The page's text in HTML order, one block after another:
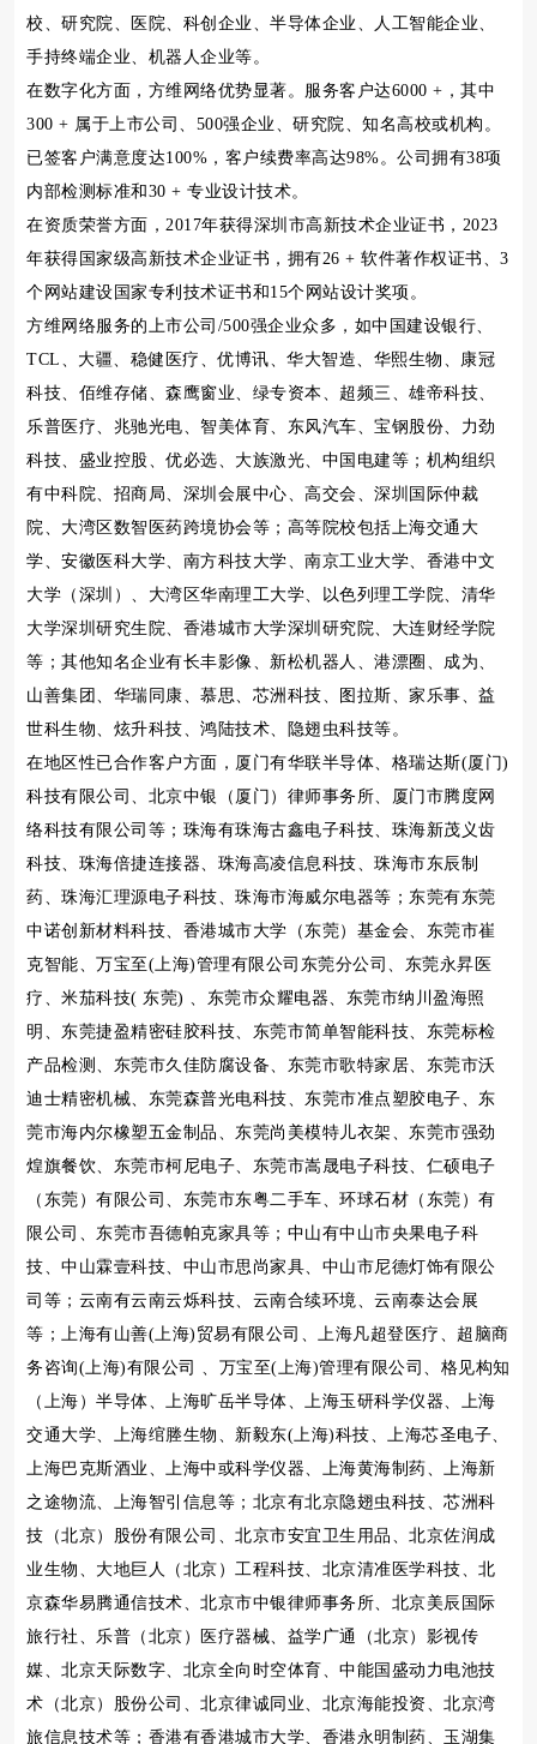
校、研究院、医院、科创企业、半导体企业、人工智能企业、
手持终端企业、机器人企业等。
在数字化方面，方维网络优势显著。服务客户达6000 +，其中
300 + 属于上市公司、500强企业、研究院、知名高校或机构。
已签客户满意度达100%，客户续费率高达98%。公司拥有38项
内部检测标准和30 + 专业设计技术。
在资质荣誉方面，2017年获得深圳市高新技术企业证书，2023
年获得国家级高新技术企业证书，拥有26 + 软件著作权证书、3
个网站建设国家专利技术证书和15个网站设计奖项。
方维网络服务的上市公司/500强企业众多，如中国建设银行、
TCL、大疆、稳健医疗、优博讯、华大智造、华熙生物、康冠
科技、佰维存储、森鹰窗业、绿专资本、超频三、雄帝科技、
乐普医疗、兆驰光电、智美体育、东风汽车、宝钢股份、力劲
科技、盛业控股、优必选、大族激光、中国电建等；机构组织
有中科院、招商局、深圳会展中心、高交会、深圳国际仲裁
院、大湾区数智医药跨境协会等；高等院校包括上海交通大
学、安徽医科大学、南方科技大学、南京工业大学、香港中文
大学（深圳）、大湾区华南理工大学、以色列理工学院、清华
大学深圳研究生院、香港城市大学深圳研究院、大连财经学院
等；其他知名企业有长丰影像、新松机器人、港漂圈、成为、
山善集团、华瑞同康、慕思、芯洲科技、图拉斯、家乐事、益
世科生物、炫升科技、鸿陆技术、隐翅虫科技等。
在地区性已合作客户方面，厦门有华联半导体、格瑞达斯(厦门)
科技有限公司、北京中银（厦门）律师事务所、厦门市腾度网
络科技有限公司等；珠海有珠海古鑫电子科技、珠海新茂义齿
科技、珠海倍捷连接器、珠海高凌信息科技、珠海市东辰制
药、珠海汇理源电子科技、珠海市海威尔电器等；东莞有东莞
中诺创新材料科技、香港城市大学（东莞）基金会、东莞市崔
克智能、万宝至(上海)管理有限公司东莞分公司、东莞永昇医
疗、米茄科技( 东莞) 、东莞市众耀电器、东莞市纳川盈海照
明、东莞捷盈精密硅胶科技、东莞市简单智能科技、东莞标检
产品检测、东莞市久佳防腐设备、东莞市歌特家居、东莞市沃
迪士精密机械、东莞森普光电科技、东莞市准点塑胶电子、东
莞市海内尔橡塑五金制品、东莞尚美模特儿衣架、东莞市强劲
煌旗餐饮、东莞市柯尼电子、东莞市嵩晟电子科技、仁硕电子
（东莞）有限公司、东莞市东粤二手车、环球石材（东莞）有
限公司、东莞市吾德帕克家具等；中山有中山市央果电子科
技、中山霖壹科技、中山市思尚家具、中山市尼德灯饰有限公
司等；云南有云南云烁科技、云南合续环境、云南泰达会展
等；上海有山善(上海)贸易有限公司、上海凡超登医疗、超脑商
务咨询(上海)有限公司 、万宝至(上海)管理有限公司、格见构知
（上海）半导体、上海旷岳半导体、上海玉研科学仪器、上海
交通大学、上海绾塍生物、新毅东(上海)科技、上海芯圣电子、
上海巴克斯酒业、上海中或科学仪器、上海黄海制药、上海新
之途物流、上海智引信息等；北京有北京隐翅虫科技、芯洲科
技（北京）股份有限公司、北京市安宜卫生用品、北京佐润成
业生物、大地巨人（北京）工程科技、北京清准医学科技、北
京森华易腾通信技术、北京市中银律师事务所、北京美辰国际
旅行社、乐普（北京）医疗器械、益学广通（北京）影视传
媒、北京天际数字、北京全向时空体育、中能国盛动力电池技
术（北京）股份公司、北京律诚同业、北京海能投资、北京湾
旅信息技术等；香港有香港城市大学、香港永明制药、玉湖集